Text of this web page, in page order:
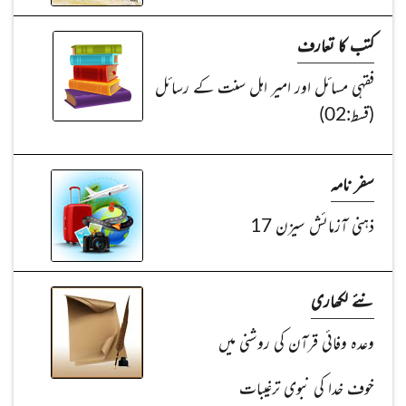
کتب کا تعارف
فقہی مسائل اور امیر اہل سنت کے رسائل
(قسط:02)
سفر نامہ
ذہنی آزمائش سیزن 17
نئے لکھاری
وعدہ وفائی قرآن کی روشنی میں
خوف خدا کی نبوی ترغیبات